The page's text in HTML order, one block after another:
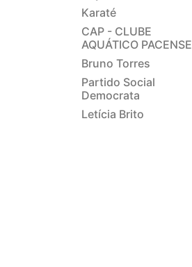
Karaté
CAP - CLUBE
AQUÁTICO PACENSE
Bruno Torres
Partido Social
Democrata
Letícia Brito